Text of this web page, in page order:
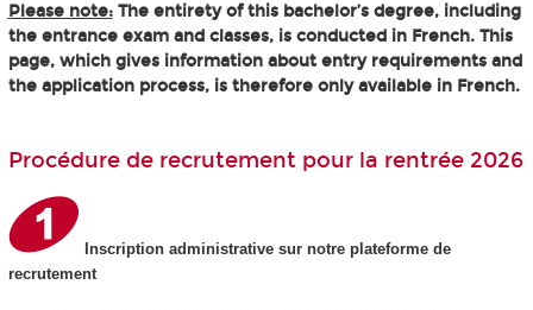
Please note:The entirety of this bachelor’s degree, including
the entrance exam and classes, is conducted in French. This
page, which gives information about entry requirements and
the application process, is therefore only available in French.
Procédure de recrutement pour la rentrée 2026
Inscription administrative sur notre plateforme de
recrutement